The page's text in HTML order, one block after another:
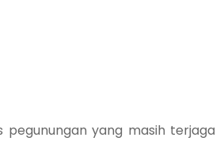
yang masih terjaga